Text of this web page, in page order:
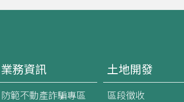
業務資訊
防範不動產詐騙專區
土地開發
區段徵收